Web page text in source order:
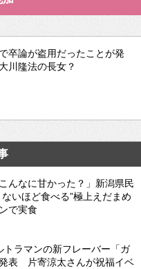
卒論が盗用だったことが発
川隆法の長女？
んなに甘かった？」新潟県民
いほど食べる”極上えだまめ
で実食
トラマンの新フレーバー「ガ
表 片寄涼太さんが祝福イベ